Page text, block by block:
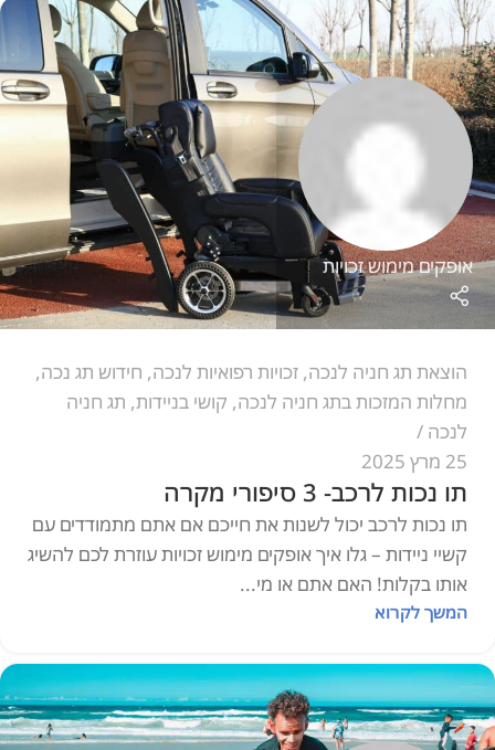
אופקים מימוש זכויות
הוצאת תג חניה לנכה, זכויות רפואיות לנכה, חידוש תג נכה,
מחלות המזכות בתג חניה לנכה, קושי בניידות, תג חניה
לנכה
25 מרץ 2025
תו נכות לרכב- 3 סיפורי מקרה
תו נכות לרכב יכול לשנות את חייכם אם אתם מתמודדים עם
קשיי ניידות – גלו איך אופקים מימוש זכויות עוזרת לכם להשיג
אותו בקלות! האם אתם או מי...
המשך לקרוא